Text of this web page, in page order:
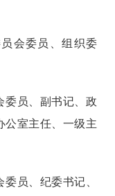
会委员、组织委
委员、副书记、政
公室主任、一级主
员、纪委书记、